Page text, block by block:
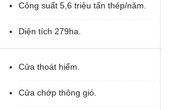
Công suất 5,6 triệu tấn thép/năm.
Diện tích 279ha.
Cửa thoát hiểm.
Cửa chớp thông gió.